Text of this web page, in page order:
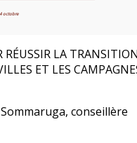
octobre
LA
ET LES
conseillère